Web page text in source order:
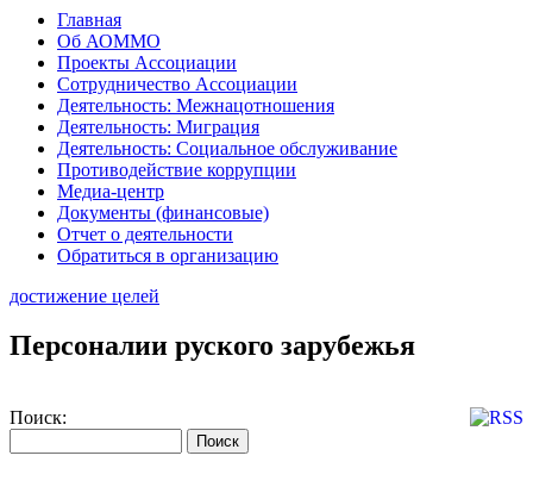
Главная
Об АОММО
Проекты Ассоциации
Сотрудничество Ассоциации
Деятельность: Межнацотношения
Деятельность: Миграция
Деятельность: Социальное обслуживание
Противодействие коррупции
Медиа-центр
Документы (финансовые)
Отчет о деятельности
Обратиться в организацию
достижение целей
Персоналии руского зарубежья
Поиск: